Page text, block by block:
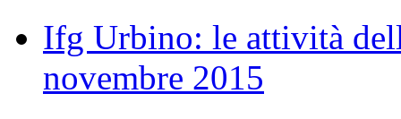
Ifg Urbino: le attività
novembre 2015